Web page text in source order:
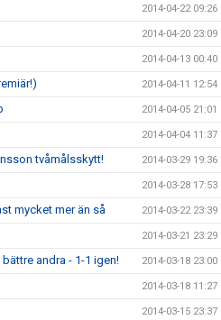
2014-04-22 09:26
2014-04-20 23:09
2014-04-13 00:40
2014-04-11 12:54
2014-04-05 21:01
2014-04-04 11:37
tvåmålsskytt! 2014-03-29 19:36
2014-03-28 17:53
mycket mer än så 2014-03-22 23:39
2014-03-21 23:29
andra - 1-1 igen! 2014-03-18 23:00
2014-03-18 11:27
2014-03-15 23:37